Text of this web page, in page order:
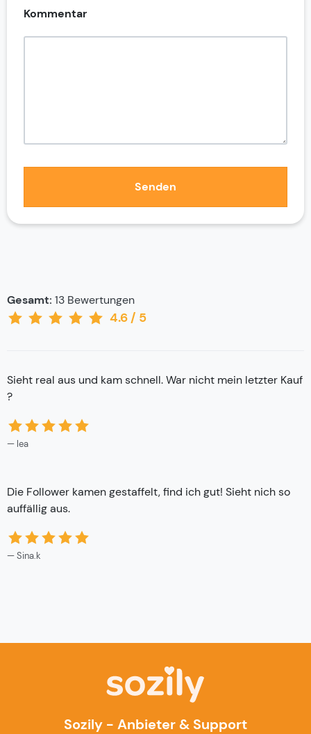
Kommentar
Senden
4.6 / 5
Gesamt: 13 Bewertungen
Sieht real aus und kam schnell. War nicht mein letzter Kauf
?
lea
Die Follower kamen gestaffelt, find ich gut! Sieht nich so
auffällig aus.
Sina.k
Sozily - Anbieter & Support